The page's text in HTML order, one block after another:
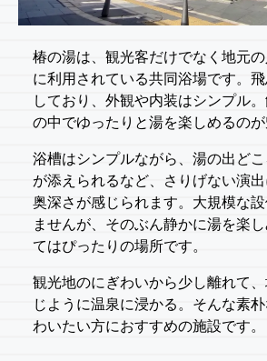
椿の湯は、観光客だけでなく地元
に利用されている共同浴場です。
しており、外観や内装はシンプル
の中でゆったりと湯を楽しめるのが
浴槽はシンプルながら、湯の出ど
が添えられるなど、さりげない演
奥深さが感じられます。大規模な
ませんが、そのぶん静かに湯を楽
てはぴったりの場所です。
観光地のにぎわいから少し離れて
じように温泉に浸かる。そんな素
わいたい方におすすめの施設です。